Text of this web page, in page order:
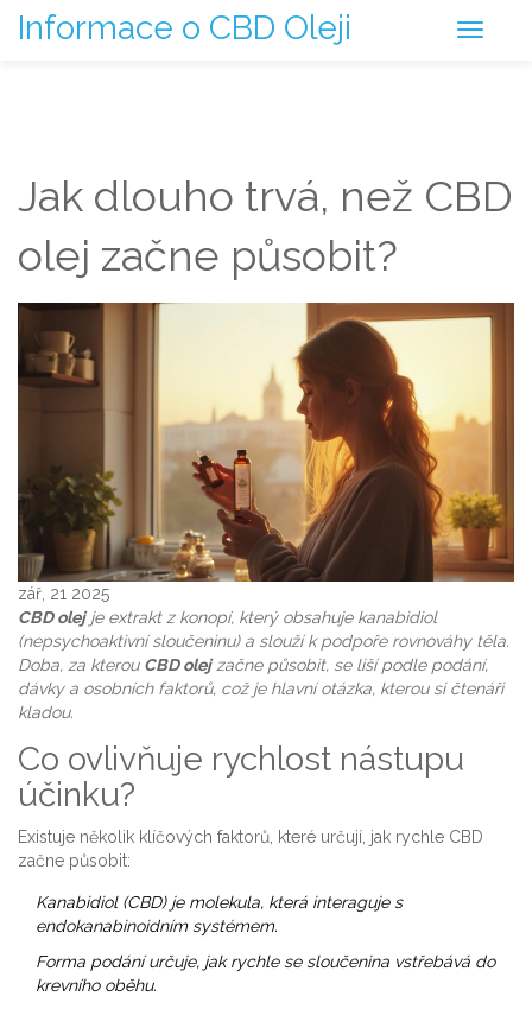
Informace o CBD Oleji
Jak dlouho trvá, než CBD
olej začne působit?
zář, 21 2025
CBD olejje extrakt z konopí, který obsahuje kanabidiol
(nepsychoaktivní sloučeninu) a slouží k podpoře rovnováhy těla.
Doba, za kterou CBD olejzačne působit, se liší podle podání,
dávky a osobních faktorů, což je hlavní otázka, kterou si čtenáři
kladou.
Co ovlivňuje rychlost nástupu
účinku?
Existuje několik klíčových faktorů, které určují, jak rychle CBD
začne působit:
Kanabidiol (CBD) je molekula, která interaguje s
endokanabinoidním systémem.
Forma podání určuje, jak rychle se sloučenina vstřebává do
krevního oběhu.